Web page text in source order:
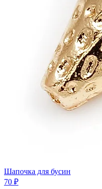
Шапочка для бусин
70 ₽